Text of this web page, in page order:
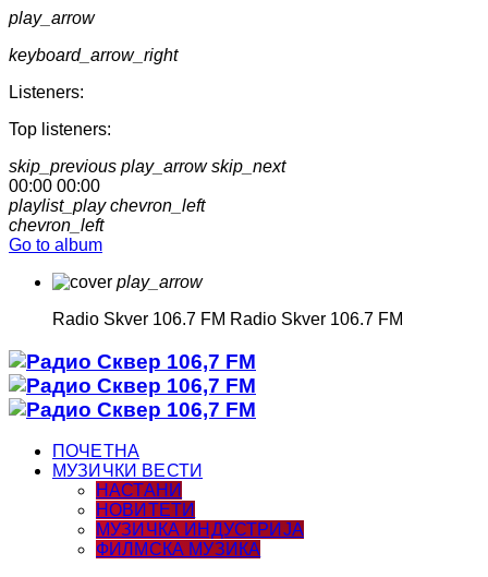
play_arrow
keyboard_arrow_right
Listeners:
Top listeners:
skip_previous play_arrow skip_next
00:00 00:00
playlist_play chevron_left
chevron_left
Go to album
play_arrow
Radio Skver 106.7 FM Radio Skver 106.7 FM
ПОЧЕТНА
МУЗИЧКИ ВЕСТИ
НАСТАНИ
НОВИТЕТИ
МУЗИЧКА ИНДУСТРИЈА
ФИЛМСКА МУЗИКА